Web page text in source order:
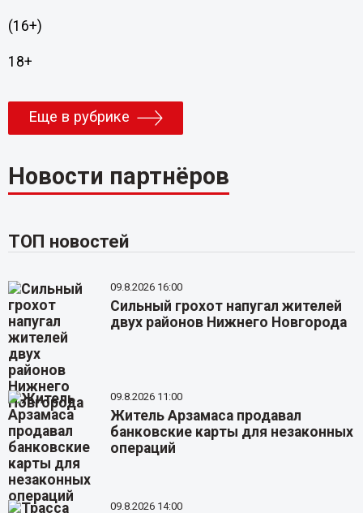
(16+)
18+
Еще в рубрике
Новости партнёров
ТОП новостей
09.8.2026 16:00
Сильный грохот напугал жителей
двух районов Нижнего Новгорода
09.8.2026 11:00
Житель Арзамаса продавал
банковские карты для незаконных
операций
09.8.2026 14:00